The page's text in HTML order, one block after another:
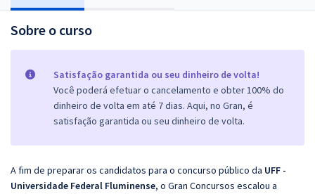
Sobre o curso
Satisfação garantida ou seu dinheiro de volta!
Você poderá efetuar o cancelamento e obter 100% do
dinheiro de volta em até 7 dias. Aqui, no Gran, é
satisfação garantida ou seu dinheiro de volta.
A fim de preparar os candidatos para o concurso público da UFF -
Universidade Federal Fluminense, o Gran Concursos escalou a